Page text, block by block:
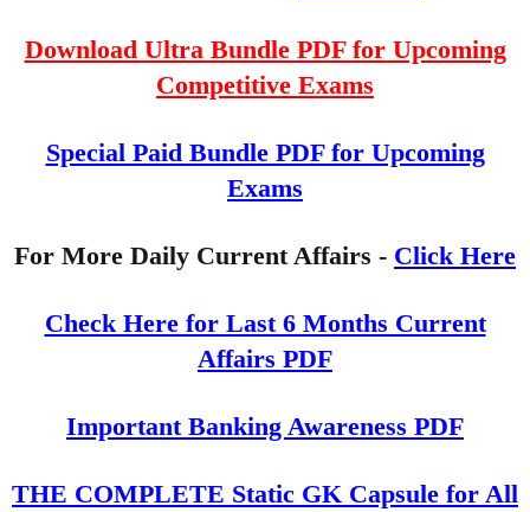
Download Ultra Bundle PDF for Upcoming
Competitive Exams
Special Paid Bundle PDF for Upcoming
Exams
For More Daily Current Affairs - Click Here
Check Here for Last 6 Months Current
Affairs PDF
Important Banking Awareness PDF
THE COMPLETE Static GK Capsule for All